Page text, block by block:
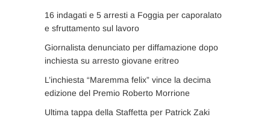
16 indagati e 5 arresti a Foggia per caporalato
e sfruttamento sul lavoro
Giornalista denunciato per diffamazione dopo
inchiesta su arresto giovane eritreo
L’inchiesta “Maremma felix” vince la decima
edizione del Premio Roberto Morrione
Ultima tappa della Staffetta per Patrick Zaki